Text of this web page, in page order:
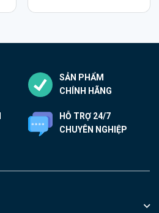
SẢN PHẨM
CHÍNH HÃNG
HỖ TRỢ 24/7
CHUYÊN NGHIỆP